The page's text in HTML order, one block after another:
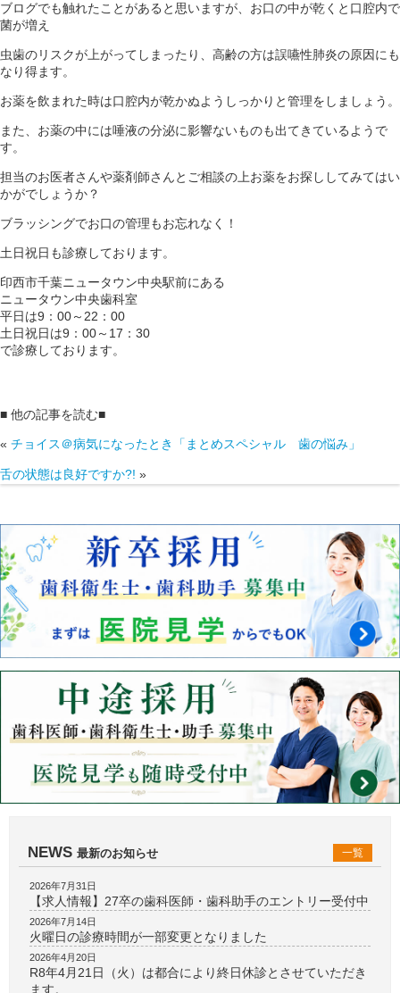
ブログでも触れたことがあると思いますが、お口の中が乾くと口腔内で
菌が増え
虫歯のリスクが上がってしまったり、高齢の方は誤嚥性肺炎の原因にも
なり得ます。
お薬を飲まれた時は口腔内が乾かぬようしっかりと管理をしましょう。
また、お薬の中には唾液の分泌に影響ないものも出てきているようで
す。
担当のお医者さんや薬剤師さんとご相談の上お薬をお探ししてみてはい
かがでしょうか？
ブラッシングでお口の管理もお忘れなく！
土日祝日も診療しております。
印西市千葉ニュータウン中央駅前にある
ニュータウン中央歯科室
平日は9：00～22：00
土日祝日は9：00～17：30
で診療しております。
■ 他の記事を読む■
« チョイス＠病気になったとき「まとめスペシャル 歯の悩み」
舌の状態は良好ですか?! »
NEWS 最新のお知らせ 一覧
2026年7月31日
【求人情報】27卒の歯科医師・歯科助手のエントリー受付中
2026年7月14日
火曜日の診療時間が一部変更となりました
2026年4月20日
R8年4月21日（火）は都合により終日休診とさせていただき
ます。